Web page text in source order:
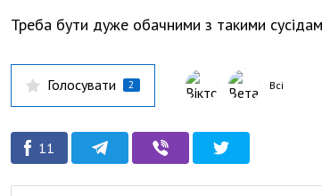
Треба бути дуже обачними з такими
Голосувати 2 Всі
11